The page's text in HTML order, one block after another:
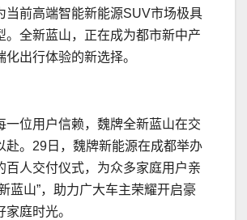
当前高端智能新能源SUV市场极具
。全新蓝山，正在成为都市新中产
化出行体验的新选择。
一位用户信赖，魏牌全新蓝山在交
赴。29日，魏牌新能源在成都举办
百人交付仪式，为众多家庭用户亲
蓝山”，助力广大车主荣耀开启豪
庭时光。